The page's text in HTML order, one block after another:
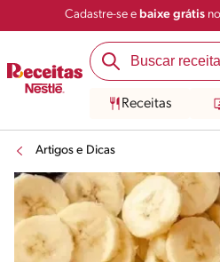
Cadastre-se e baixe grátis
Receitas
Artigos e Dicas